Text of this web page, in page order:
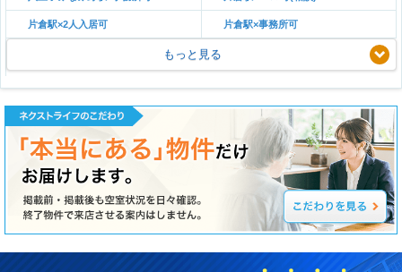
片倉駅×2人入居可 片倉駅×事務所可
もっと見る